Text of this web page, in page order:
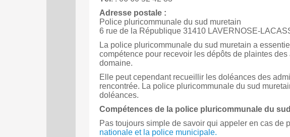
Adresse postale :
Police pluricommunale du sud muretain
6 rue de la République 31410 LAVERNOSE-
La police pluricommunale du sud muretain a
compétence pour recevoir les dépôts de plaintes
domaine.
Elle peut cependant recueillir les doléances des
rencontrée. La police pluricommunale du sud
doléances.
Compétences de la police pluricommunale du
Pas toujours simple de savoir qui appeler en cas de
nationale et la police municipale.